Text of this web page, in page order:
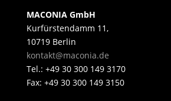
MACONIA GmbH
Kurfürstendamm 11,
10719 Berlin
kontakt@maconia.de
Tel.: +49 30 300 149 3170
Fax: +49 30 300 149 3150